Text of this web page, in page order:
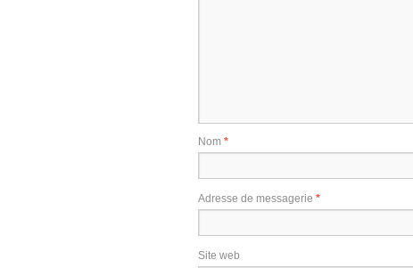
Nom *
Adresse de messagerie *
Site web